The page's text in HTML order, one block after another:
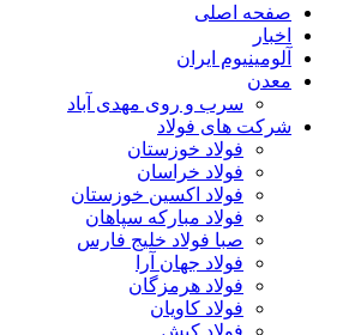
صفحه اصلی
اخبار
آلومینیوم ایران
معدن
سرب و روی مهدی آباد
شرکت های فولاد
فولاد خوزستان
فولاد خراسان
فولاد اکسین خوزستان
فولاد مبارکه سپاهان
صبا فولاد خلیج فارس
فولاد جهان آرا
فولاد هرمزگان
فولاد کاویان
فولاد کیش